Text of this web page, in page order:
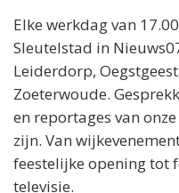
Elke werkdag van
Sleutelstad in
Leiderdorp,
Zoeterwoude.
en reportages van
zijn. Van
feestelijke opening tot
televisie.